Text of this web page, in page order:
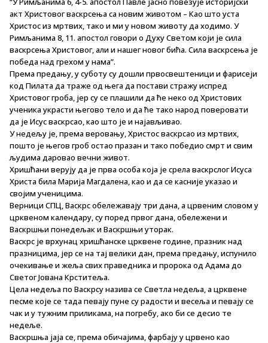
акт Христовог васкрсења са новим животом – Као што уста
Христос из мртвих, тако и ми у новом животу да ходимо. У
Римљанима 8, 11. апостол говори о Духу Светом који је сила
васкрсења Христовог, али и нашег новог бића. Сила васкрсења је
победа над грехом у нама”.
Према предању, у суботу су дошли првосвештеници и фарисеји
код Пилата да траже од њега да постави стражу испред
Христовог гроба, јер су се плашили да ће неко од Христових
ученика украсти његово тело и да ће тако народ поверовати
да је Исус васкрсао, као што је и најављивао.
У недељу је, према веровању, Христос васкрсао из мртвих,
пошто је његов гроб остао празан и тако победио смрт и свим
људима даровао вечни живот.
Хришћани верују да је прва особа која је срела васкрслог Исуса
Христа била Марија Магдалена, као и да се касније указао и
својим ученицима.
Верници СПЦ, Васкрс обележавају три дана, а црвеним словом у
црквеном календару, су поред првог дана, обележени и
Васкршњи понедељак и Васкршњи уторак.
Васкрс је врхунац хришћанске црквене године, празник над
празницима, јер се на тај велики дан, према предању, испунило
очекивање и жеља свих праведника и пророка од Адама до
Светог Јована Крститеља.
Цела недеља по Васкрсу назива се Светла недеља, а црквене
песме које се тада певају пуне су радости и весеља и певају се
чак и у тужним приликама, на погребу, ако би се десио те
недеље.
Васкршња јаја се, према обичајима, фарбају у црвено као